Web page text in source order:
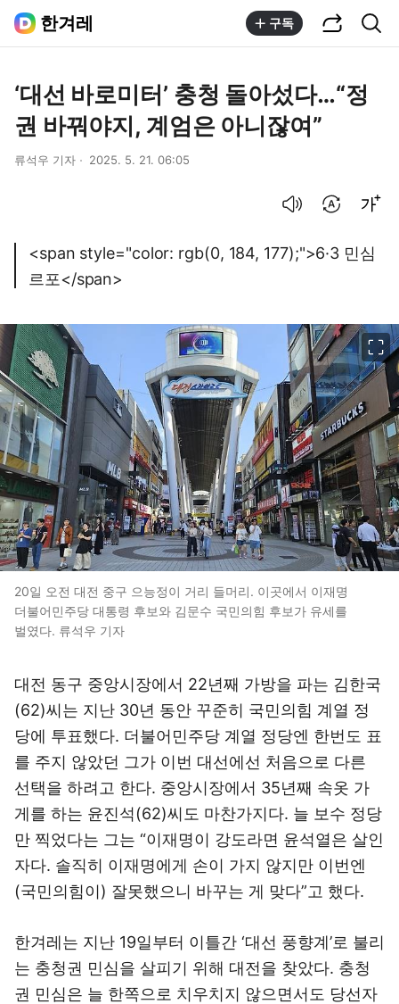
한겨레 구독
‘대선 바로미터’ 충청 돌아섰다…“정
권 바꿔야지, 계엄은 아니잖여”
류석우 기자 2025. 5. 21. 06:05
<span style="color: rgb(0, 184, 177);">6·3 민심
르포</span>
20일 오전 대전 중구 으능정이 거리 들머리. 이곳에서 이재명
더불어민주당 대통령 후보와 김문수 국민의힘 후보가 유세를
벌였다. 류석우 기자
대전 동구 중앙시장에서 22년째 가방을 파는 김한국
(62)씨는 지난 30년 동안 꾸준히 국민의힘 계열 정
당에 투표했다. 더불어민주당 계열 정당엔 한번도 표
를 주지 않았던 그가 이번 대선에선 처음으로 다른
선택을 하려고 한다. 중앙시장에서 35년째 속옷 가
게를 하는 윤진석(62)씨도 마찬가지다. 늘 보수 정당
만 찍었다는 그는 “이재명이 강도라면 윤석열은 살인
자다. 솔직히 이재명에게 손이 가지 않지만 이번엔
(국민의힘이) 잘못했으니 바꾸는 게 맞다”고 했다.
한겨레는 지난 19일부터 이틀간 ‘대선 풍향계’로 불리
는 충청권 민심을 살피기 위해 대전을 찾았다. 충청
권 민심은 늘 한쪽으로 치우치지 않으면서도 당선자